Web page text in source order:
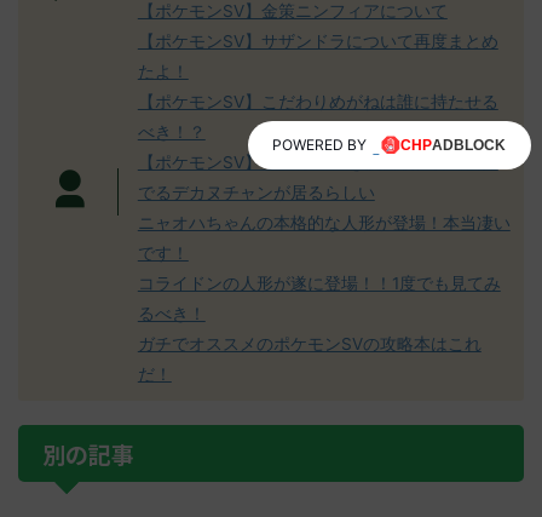
【ポケモンSV】金策ニンフィアについて
【ポケモンSV】サザンドラについて再度まとめ
たよ！
【ポケモンSV】こだわりめがねは誰に持たせる
べき！？
【ポケモンSV】ウルガモスを仮想敵に岩封積ん
でるデカヌチャンが居るらしい
ニャオハちゃんの本格的な人形が登場！本当凄い
です！
コライドンの人形が遂に登場！！1度でも見てみ
るべき！
ガチでオススメのポケモンSVの攻略本はこれ
だ！
別の記事
POWERED BY